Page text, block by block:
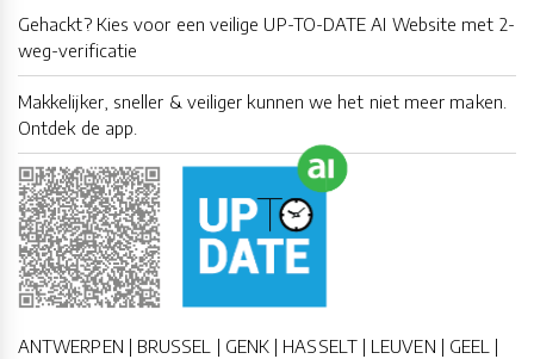
Gehackt? Kies voor een veilige UP-TO-DATE AI Website met 2-
weg-verificatie
Makkelijker, sneller & veiliger kunnen we het niet meer maken.
Ontdek de app.
ANTWERPEN | BRUSSEL | GENK | HASSELT | LEUVEN | GEEL |